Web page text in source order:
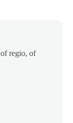
regio, of